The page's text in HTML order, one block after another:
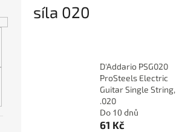
síla 020
D'Addario PSG020
ProSteels Electric
Guitar Single String,
.020
Do 10 dnů
61 Kč